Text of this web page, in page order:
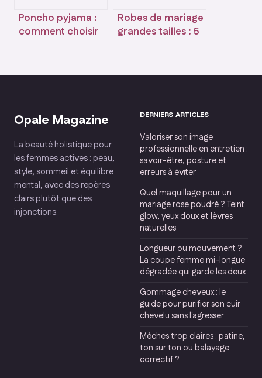
Poncho pyjama :
comment choisir
maximal
Robes de mariage
grandes tailles : 5
silhouette
Opale Magazine
La beauté holistique pour
les femmes actives : peau,
style, sommeil et équilibre
mental, avec des repères
clairs plutôt que des
injonctions.
DERNIERS ARTICLES
Valoriser son image
professionnelle en entretien :
savoir-être, posture et
erreurs à éviter
Quel maquillage pour un
mariage rose poudré ? Teint
glow, yeux doux et lèvres
naturelles
Longueur ou mouvement ?
La coupe femme mi-longue
dégradée qui garde les deux
Gommage cheveux : le
guide pour purifier son cuir
chevelu sans l'agresser
Mèches trop claires : patine,
ton sur ton ou balayage
correctif ?